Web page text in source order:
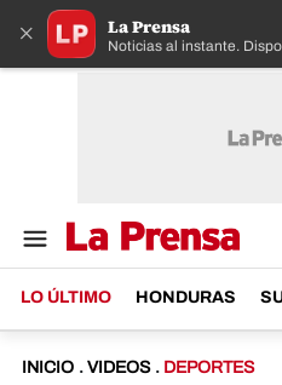
× La Prensa
Noticias al instante.
LO ÚLTIMO HONDURAS
INICIO . VIDEOS . DEPORTES